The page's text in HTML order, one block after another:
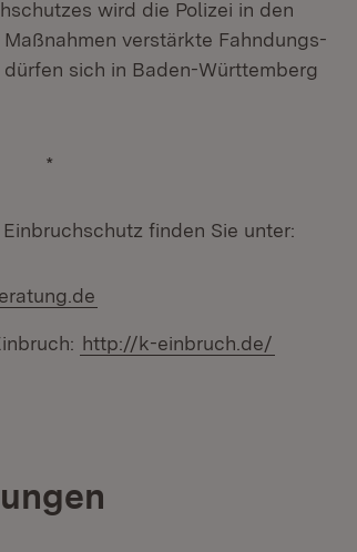
wird die Polizei in den
verstärkte Fahndungs-
sich in Baden-Württemberg
finden Sie unter:
http://k-einbruch.de/